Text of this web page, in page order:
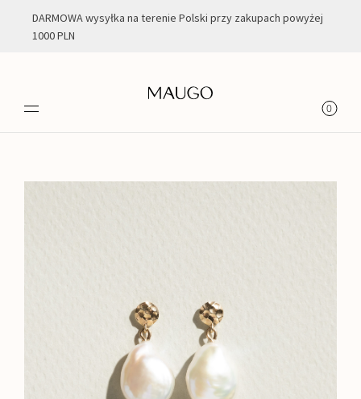
DARMOWA wysyłka na terenie Polski przy zakupach powyżej
1000 PLN
0
Filtry